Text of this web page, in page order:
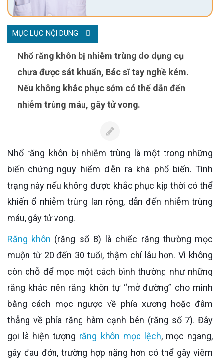
MỤC LỤC NỘI DUNG
Nhổ răng khôn bị nhiễm trùng do dụng cụ
chưa được sát khuẩn, Bác sĩ tay nghề kém.
Nếu không khắc phục sớm có thể dẫn đến
nhiễm trùng máu, gây tử vong.
Nhổ răng khôn bị nhiễm trùng là một trong những
biến chứng nguy hiểm diễn ra khá phổ biến. Tình
trạng này nếu không được khắc phục kịp thời có thể
khiến ổ nhiễm trùng lan rộng, dẫn đến nhiễm trùng
máu, gây tử vong.
Răng khôn (răng số 8) là chiếc răng thường mọc
muộn từ 20 đến 30 tuổi, thậm chí lâu hơn. Vì không
còn chỗ để mọc một cách bình thường như những
răng khác nên răng khôn tự “mở đường” cho mình
bằng cách mọc ngược về phía xương hoặc đâm
thẳng về phía răng hàm cạnh bên (răng số 7). Đây
gọi là hiện tượng răng khôn mọc lệch, mọc ngang,
gây đau đớn, trường hợp nặng hơn có thể gây viêm